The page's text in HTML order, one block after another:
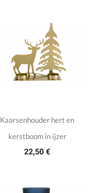
Kaarsenhouder hert en
kerstboom in ijzer
22,50 €